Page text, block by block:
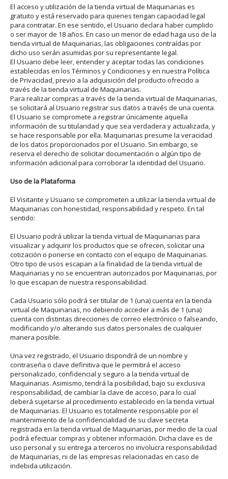
El acceso y utilización de la tienda virtual de Maquinarias es
gratuito y está reservado para quienes tengan capacidad legal
para contratar. En ese sentido, el Usuario declara haber cumplido
o ser mayor de 18 años. En caso un menor de edad haga uso de la
tienda virtual de Maquinarias, las obligaciones contraídas por
dicho uso serán asumidas por su representante legal.
El Usuario debe leer, entender y aceptar todas las condiciones
establecidas en los Términos y Condiciones y en nuestra Política
de Privacidad, previo a la adquisición del producto ofrecido a
través de la tienda virtual de Maquinarias.
Para realizar compras a través de la tienda virtual de Maquinarias,
se solicitará al Usuario registrar sus datos a través de una cuenta.
El Usuario se compromete a registrar únicamente aquella
información de su titularidad y que sea verdadera y actualizada, y
se hace responsable por ella. Maquinarias presume la veracidad
de los datos proporcionados por el Usuario. Sin embargo, se
reserva el derecho de solicitar documentación o algún tipo de
información adicional para corroborar la identidad del Usuario.
Uso de la Plataforma
El Visitante y Usuario se comprometen a utilizar la tienda virtual de
Maquinarias con honestidad, responsabilidad y respeto. En tal
sentido:
El Usuario podrá utilizar la tienda virtual de Maquinarias para
visualizar y adquirir los productos que se ofrecen, solicitar una
cotización o ponerse en contacto con el equipo de Maquinarias.
Otro tipo de usos escapan a la finalidad de la tienda virtual de
Maquinarias y no se encuentran autorizados por Maquinarias, por
lo que escapan de nuestra responsabilidad.
Cada Usuario sólo podrá ser titular de 1 (una) cuenta en la tienda
virtual de Maquinarias, no debiendo acceder a más de 1 (una)
cuenta con distintas direcciones de correo electrónico o falseando,
modificando y/o alterando sus datos personales de cualquier
manera posible.
Una vez registrado, el Usuario dispondrá de un nombre y
contraseña o clave definitiva que le permitirá el acceso
personalizado, confidencial y seguro a la tienda virtual de
Maquinarias. Asimismo, tendrá la posibilidad, bajo su exclusiva
responsabilidad, de cambiar la clave de acceso, para lo cual
deberá sujetarse al procedimiento establecido en la tienda virtual
de Maquinarias. El Usuario es totalmente responsable por el
mantenimiento de la confidencialidad de su clave secreta
registrada en la tienda virtual de Maquinarias, por medio de la cual
podrá efectuar compras y obtener información. Dicha clave es de
uso personal y su entrega a terceros no involucra responsabilidad
de Maquinarias, ni de las empresas relacionadas en caso de
indebida utilización.